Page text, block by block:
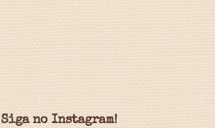
Siga no Instagram!